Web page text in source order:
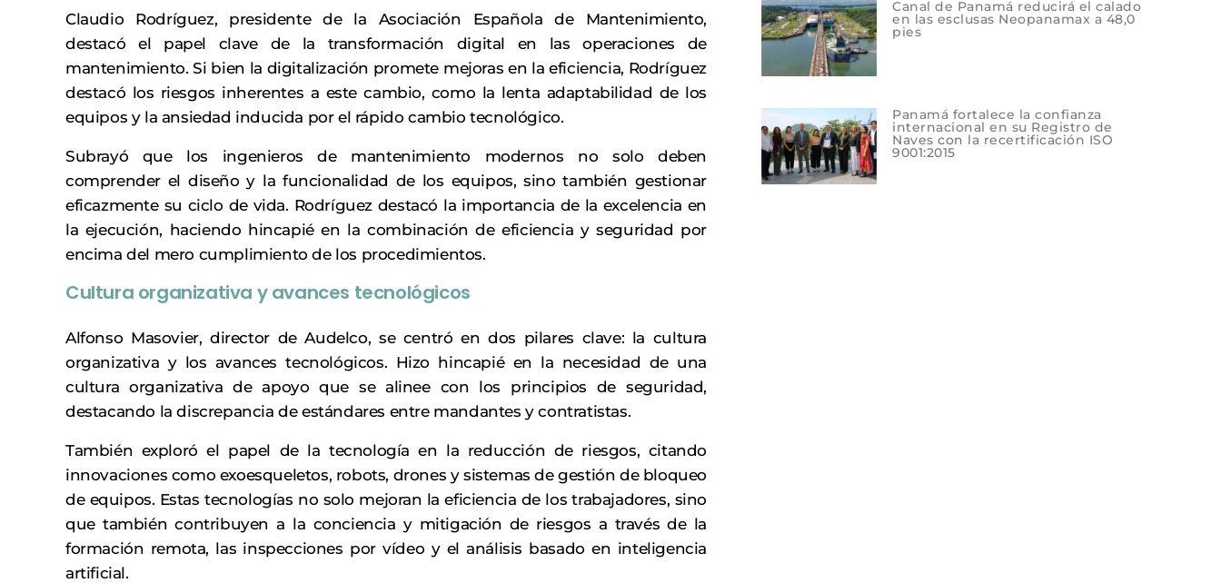
Claudio Rodríguez, presidente de la Asociación Española de Mantenimiento,
destacó el papel clave de la transformación digital en las operaciones de
mantenimiento. Si bien la digitalización promete mejoras en la eficiencia, Rodríguez
destacó los riesgos inherentes a este cambio, como la lenta adaptabilidad de los
equipos y la ansiedad inducida por el rápido cambio tecnológico.
Subrayó que los ingenieros de mantenimiento modernos no solo deben
comprender el diseño y la funcionalidad de los equipos, sino también gestionar
eficazmente su ciclo de vida. Rodríguez destacó la importancia de la excelencia en
la ejecución, haciendo hincapié en la combinación de eficiencia y seguridad por
encima del mero cumplimiento de los procedimientos.
Cultura organizativa y avances tecnológicos
Alfonso Masovier, director de Audelco, se centró en dos pilares clave: la cultura
organizativa y los avances tecnológicos. Hizo hincapié en la necesidad de una
cultura organizativa de apoyo que se alinee con los principios de seguridad,
destacando la discrepancia de estándares entre mandantes y contratistas.
También exploró el papel de la tecnología en la reducción de riesgos, citando
innovaciones como exoesqueletos, robots, drones y sistemas de gestión de bloqueo
de equipos. Estas tecnologías no solo mejoran la eficiencia de los trabajadores, sino
que también contribuyen a la conciencia y mitigación de riesgos a través de la
formación remota, las inspecciones por vídeo y el análisis basado en inteligencia
artificial.
Canal de Panamá reducirá el calado
en las esclusas Neopanamax a 48,0
pies
Panamá fortalece la confianza
internacional en su Registro de
Naves con la recertificación ISO
9001:2015